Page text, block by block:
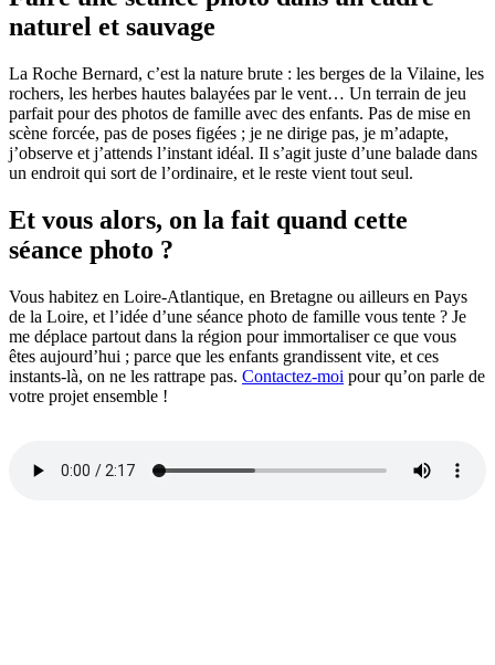
naturel et sauvage
La Roche Bernard, c’est la nature brute : les berges de la Vilaine, les
rochers, les herbes hautes balayées par le vent… Un terrain de jeu
parfait pour des photos de famille avec des enfants. Pas de mise en
scène forcée, pas de poses figées ; je ne dirige pas, je m’adapte,
j’observe et j’attends l’instant idéal. Il s’agit juste d’une balade dans
un endroit qui sort de l’ordinaire, et le reste vient tout seul.
Et vous alors, on la fait quand cette
séance photo ?
Vous habitez en Loire-Atlantique, en Bretagne ou ailleurs en Pays
de la Loire, et l’idée d’une séance photo de famille vous tente ? Je
me déplace partout dans la région pour immortaliser ce que vous
êtes aujourd’hui ; parce que les enfants grandissent vite, et ces
instants-là, on ne les rattrape pas. Contactez-moi pour qu’on parle de
votre projet ensemble !